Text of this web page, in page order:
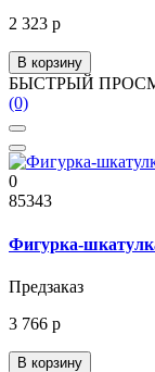
2 323 р
В корзину
БЫСТРЫЙ
(0)
0
85343
Фигурка-
Предзаказ
3 766 р
В корзину